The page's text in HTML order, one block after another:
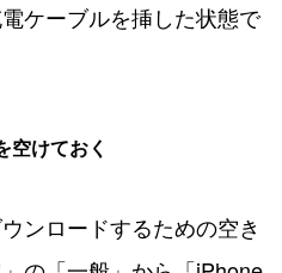
ケーブルを挿した状態で
けておく
ンロードするための空き